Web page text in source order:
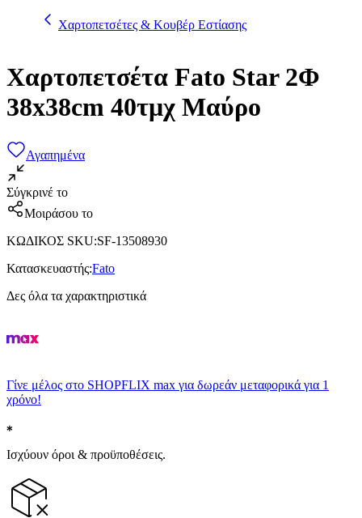
Χαρτοπετσέτες & Κουβέρ Εστίασης
Χαρτοπετσέτα Fato Star 2Φ
38x38cm 40τμχ Μαύρο
Αγαπημένα
Σύγκρινέ το
Μοιράσου το
ΚΩΔΙΚΟΣ SKU:SF-13508930
Κατασκευαστής:Fato
Δες όλα τα χαρακτηριστικά
Γίνε μέλος στο SHOPFLIX max για δωρεάν μεταφορικά για 1
χρόνο!
Ισχύουν όροι & προϋποθέσεις.